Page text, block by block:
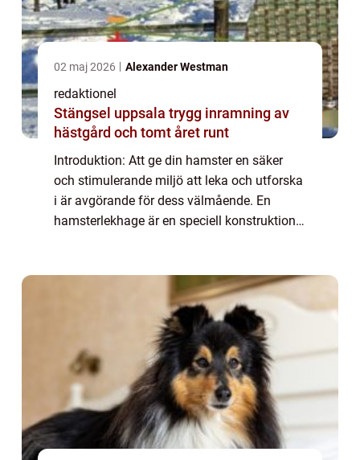
02 maj 2026 Alexander Westman
redaktionel
Stängsel uppsala trygg inramning av
hästgård och tomt året runt
Introduktion: Att ge din hamster en säker
och stimulerande miljö att leka och utforska
i är avgörande för dess välmående. En
hamsterlekhage är en speciell konstruktion